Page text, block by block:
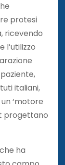
protesi
ricevendo
l’utilizzo
italiani,
‘motore
progettano
ha